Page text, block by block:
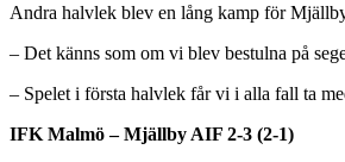
Andra halvlek blev en lång kamp för
– Det känns som om vi blev bestulna på
– Spelet i första halvlek får vi i alla fall ta
IFK Malmö – Mjällby AIF 2-3 (2-1)